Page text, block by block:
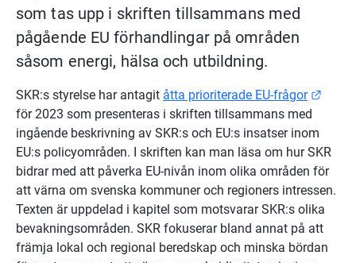
som tas upp i skriften tillsammans med
pågående EU förhandlingar på områden
såsom energi, hälsa och utbildning.
SKR:s styrelse har antagit åtta prioriterade EU-frågor
för 2023 som presenteras i skriften tillsammans med
ingående beskrivning av SKR:s och EU:s insatser inom
EU:s policyområden. I skriften kan man läsa om hur SKR
bidrar med att påverka EU-nivån inom olika områden för
att värna om svenska kommuner och regioners intressen.
Texten är uppdelad i kapitel som motsvarar SKR:s olika
bevakningsområden. SKR fokuserar bland annat på att
främja lokal och regional beredskap och minska bördan